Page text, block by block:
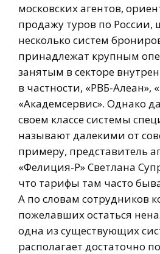
московских агентов,
продажу туров по России,
несколько систем
принадлежат крупным
занятым в секторе
в частности, «РВБ-Алеан»,
«Академсервис». Однако
своем классе системы
называют далекими от
примеру, представитель
«Фелиция-Р» Светлана
что тарифы там часто
А по словам сотрудников
пожелавших остаться
одна из существующих
располагает достаточно